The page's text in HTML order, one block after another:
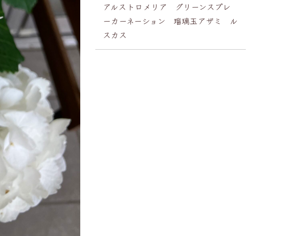
アルストロメリア グリーンスプレ
ーカーネーション 瑠璃玉アザミ ル
スカス